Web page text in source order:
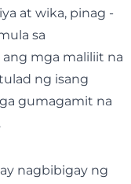
at wika, pinag -
sa
mga maliliit na
ng isang
gumagamit na
nagbibigay ng